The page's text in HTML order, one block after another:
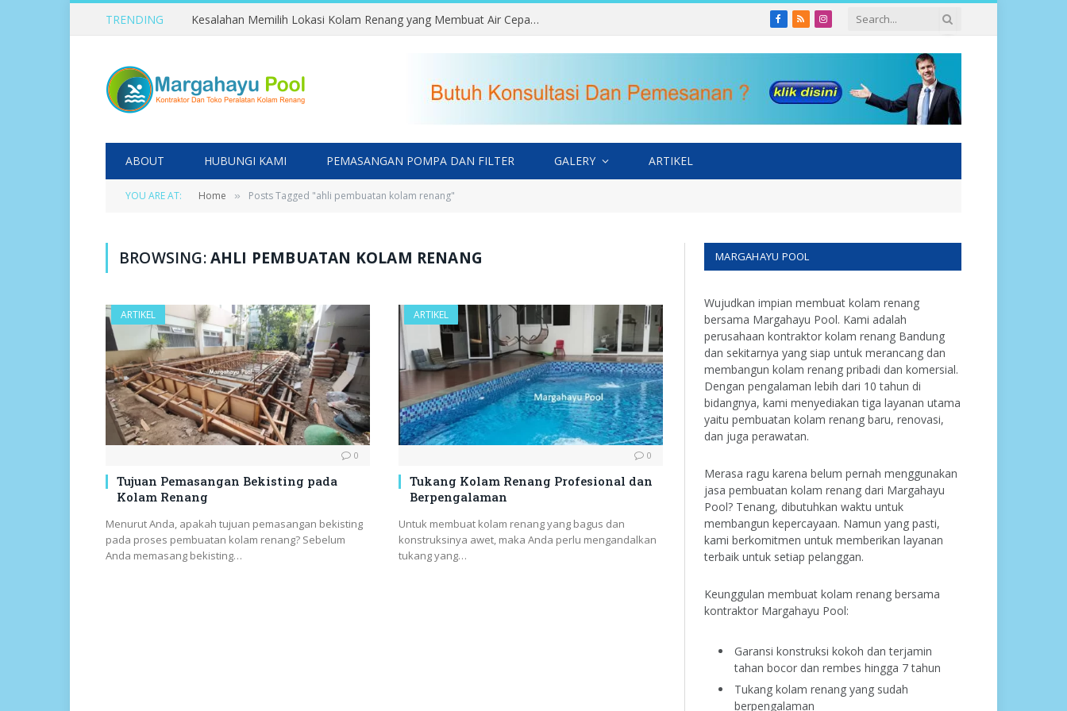
TRENDING Kesalahan Memilih Lokasi Kolam Renang yang Membuat Air Cepat Kotor Facebook
RSSInstagram
ABOUT HUBUNGI KAMI PEMASANGAN POMPA DAN FILTER GALERY ARTIKEL
YOU ARE AT: Home » Posts Tagged "ahli pembuatan kolam renang"
BROWSING:AHLI PEMBUATAN KOLAM RENANG
ARTIKEL
0
Tujuan Pemasangan Bekisting pada
Kolam Renang
Menurut Anda, apakah tujuan pemasangan bekisting
pada proses pembuatan kolam renang? Sebelum
Anda memasang bekisting…
ARTIKEL
0
Tukang Kolam Renang Profesional dan
Berpengalaman
Untuk membuat kolam renang yang bagus dan
konstruksinya awet, maka Anda perlu mengandalkan
tukang yang…
MARGAHAYU POOL
Wujudkan impian membuat kolam renang
bersama Margahayu Pool. Kami adalah
perusahaan kontraktor kolam renang Bandung
dan sekitarnya yang siap untuk merancang dan
membangun kolam renang pribadi dan komersial.
Dengan pengalaman lebih dari 10 tahun di
bidangnya, kami menyediakan tiga layanan utama
yaitu pembuatan kolam renang baru, renovasi,
dan juga perawatan.
Merasa ragu karena belum pernah menggunakan
jasa pembuatan kolam renang dari Margahayu
Pool? Tenang, dibutuhkan waktu untuk
membangun kepercayaan. Namun yang pasti,
kami berkomitmen untuk memberikan layanan
terbaik untuk setiap pelanggan.
Keunggulan membuat kolam renang bersama
kontraktor Margahayu Pool:
Garansi konstruksi kokoh dan terjamin
tahan bocor dan rembes hingga 7 tahun
Tukang kolam renang yang sudah
berpengalaman